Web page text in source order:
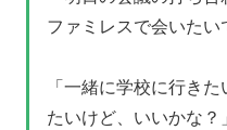
ファミレスで会いたい
「一緒に学校に行き
たいけど、いいかな？」